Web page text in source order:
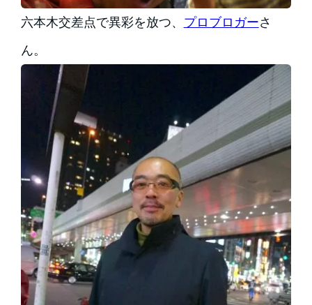
六本木交差点で異彩を放つ、 プロブロガーさ
ん。